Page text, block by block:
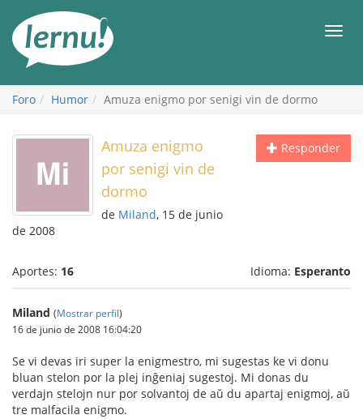
Foro Humor Amuza enigmo por senigi vin de dormo
Responder
Amuza enigmo
por senigi vin de
dormo
de Miland, 15 de junio
de 2008
Aportes: 16 Idioma: Esperanto
Miland (Mostrar perfil)
16 de junio de 2008 16:04:20
Se vi devas iri super la enigmestro, mi sugestas ke vi donu
bluan stelon por la plej inĝeniaj sugestoj. Mi donas du
verdajn stelojn nur por solvantoj de aŭ du apartaj enigmoj, aŭ
tre malfacila enigmo.